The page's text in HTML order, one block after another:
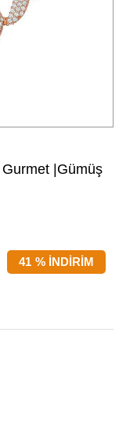
Gurmet |Gümüş
%
41 İNDIRIM